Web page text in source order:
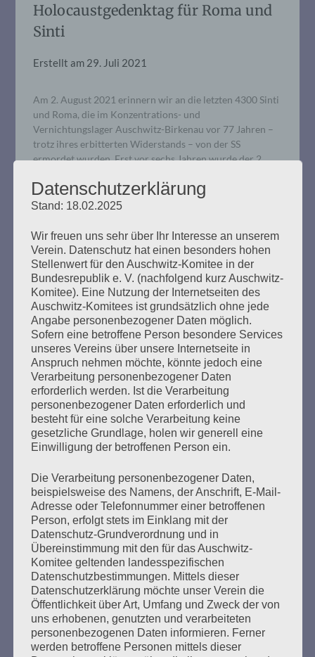
Holocaustgedenktag für Roma und
Sinti
Erstellt am 29. Juli 2021
Am 2. August 2021 erinnern wir an die letzten 4300 Sinti
und Roma, die im Konzentrations- und
Vernichtungslager Auschwitz-Birkenau vor 77 Jahren –
trotz ihres erbitterten Widerstands – von der SS
ermordet wurden. Erst vor sechs Jahren wurde der 2.
Holocaust-Gedenktag für Sinti und Roma anerkannt.
Opferverbände und der FC St. Pauli, Fanladen St. Pauli
Gedenkveranstaltung anlässlich des „Europäischen
Holocaustgedenktags für Sinti und Roma“.
mehr ...
Bewegender Abschied von Esther
Bejarano – Tausende geben ihr das
letzte Geleit
Erstellt am19. Juli 2021
Am Sonntag, den 18. Juli 2021 mussten wir von Esther
Bejarano Abschied nehmen. Die feierliche Beisetzung
fand auf dem Jüdischen Friedhof in Hamburg-Ohlsdorf
statt
mehr ...
Datenschutzerklärung
Stand: 18.02.2025
Wir freuen uns sehr über Ihr Interesse an unserem
Verein. Datenschutz hat einen besonders hohen
Stellenwert für den Auschwitz-Komitee in der
Bundesrepublik e. V. (nachfolgend kurz Auschwitz-
Komitee). Eine Nutzung der Internetseiten des
Auschwitz-Komitees ist grundsätzlich ohne jede
Angabe personenbezogener Daten möglich.
Sofern eine betroffene Person besondere Services
unseres Vereins über unsere Internetseite in
Anspruch nehmen möchte, könnte jedoch eine
Verarbeitung personenbezogener Daten
erforderlich werden. Ist die Verarbeitung
personenbezogener Daten erforderlich und
besteht für eine solche Verarbeitung keine
gesetzliche Grundlage, holen wir generell eine
Einwilligung der betroffenen Person ein.
Die Verarbeitung personenbezogener Daten,
beispielsweise des Namens, der Anschrift, E-Mail-
Adresse oder Telefonnummer einer betroffenen
Person, erfolgt stets im Einklang mit der
Datenschutz-Grundverordnung und in
Übereinstimmung mit den für das Auschwitz-
Komitee geltenden landesspezifischen
Datenschutzbestimmungen. Mittels dieser
Datenschutzerklärung möchte unser Verein die
Öffentlichkeit über Art, Umfang und Zweck der von
uns erhobenen, genutzten und verarbeiteten
personenbezogenen Daten informieren. Ferner
werden betroffene Personen mittels dieser